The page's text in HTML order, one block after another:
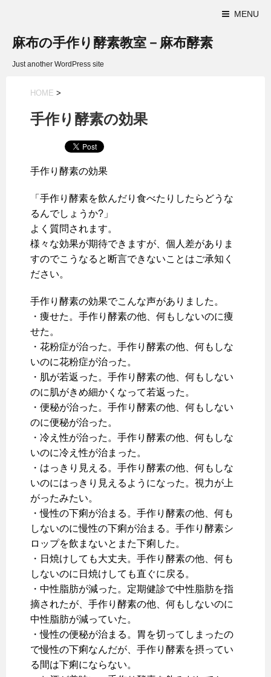
MENU
麻布の手作り酵素教室－麻布酵素
Just another WordPress site
HOME >
手作り酵素の効果
手作り酵素の効果
「手作り酵素を飲んだり食べたりしたらどうな
るんでしょうか?」
よく質問されます。
様々な効果が期待できますが、個人差がありま
すのでこうなると断言できないことはご承知く
ださい。
手作り酵素の効果でこんな声がありました。
・痩せた。手作り酵素の他、何もしないのに痩
せた。
・花粉症が治った。手作り酵素の他、何もしな
いのに花粉症が治った。
・肌が若返った。手作り酵素の他、何もしない
のに肌がきめ細かくなって若返った。
・便秘が治った。手作り酵素の他、何もしない
のに便秘が治った。
・冷え性が治った。手作り酵素の他、何もしな
いのに冷え性が治まった。
・はっきり見える。手作り酵素の他、何もしな
いのにはっきり見えるようになった。視力が上
がったみたい。
・慢性の下痢が治まる。手作り酵素の他、何も
しないのに慢性の下痢が治まる。手作り酵素シ
ロップを飲まないとまた下痢した。
・日焼けしても大丈夫。手作り酵素の他、何も
しないのに日焼けしても直ぐに戻る。
・中性脂肪が減った。定期健診で中性脂肪を指
摘されたが、手作り酵素の他、何もしないのに
中性脂肪が減っていた。
・慢性の便秘が治まる。胃を切ってしまったの
で慢性の下痢なんだが、手作り酵素を摂ってい
る間は下痢にならない。